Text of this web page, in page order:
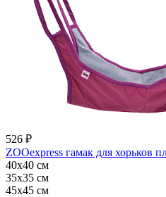
526 ₽
ZOOexpress гамак для хорьков
40х40 см
35х35 см
45х45 см